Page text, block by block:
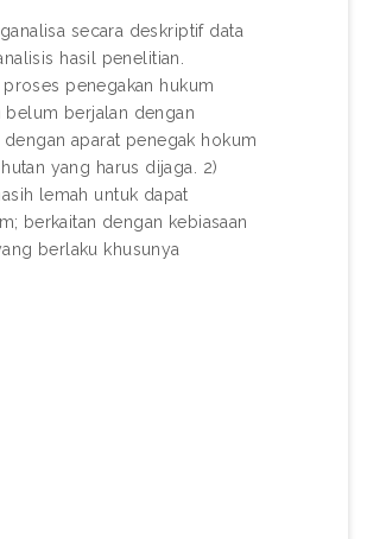
secara deskriptif data
hasil penelitian.
penegakan hukum
belum berjalan dengan
aparat penegak hokum
yang harus dijaga. 2)
lemah untuk dapat
berkaitan dengan kebiasaan
berlaku khusunya